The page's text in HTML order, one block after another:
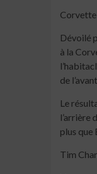
Corvette
Dévoilé
à la
de
Le
l’arrière
plus que
Tim